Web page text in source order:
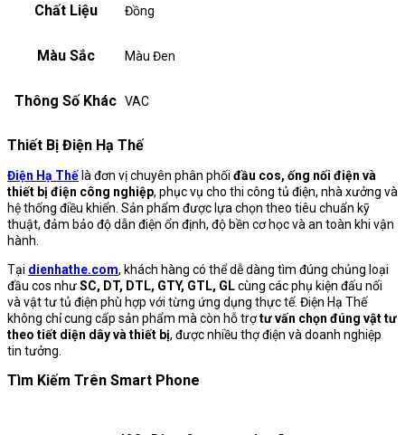
Chất Liệu Đồng
Màu Sắc Màu Đen
Thông Số Khác VAC
Thiết Bị Điện Hạ Thế
Điện Hạ Thế là đơn vị chuyên phân phối đầu cos, ống nối điện và
thiết bị điện công nghiệp, phục vụ cho thi công tủ điện, nhà xưởng và
hệ thống điều khiển. Sản phẩm được lựa chọn theo tiêu chuẩn kỹ
thuật, đảm bảo độ dẫn điện ổn định, độ bền cơ học và an toàn khi vận
hành.
Tại dienhathe.com, khách hàng có thể dễ dàng tìm đúng chủng loại
đầu cos nhưSC, DT, DTL, GTY, GTL, GLcùng các phụ kiện đấu nối
và vật tư tủ điện phù hợp với từng ứng dụng thực tế. Điện Hạ Thế
không chỉ cung cấp sản phẩm mà còn hỗ trợtư vấn chọn đúng vật tư
theo tiết diện dây và thiết bị, được nhiều thợ điện và doanh nghiệp
tin tưởng.
Tìm Kiếm Trên Smart Phone